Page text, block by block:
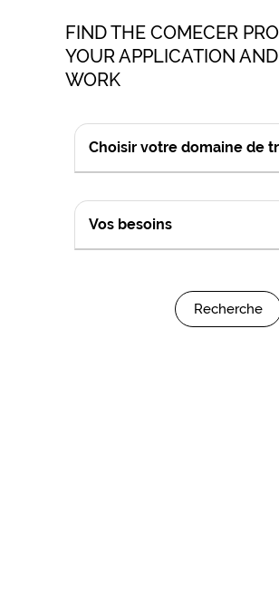
FIND THE COMECER
YOUR APPLICATION
WORK
Choisir votre domaine de
Vos besoins